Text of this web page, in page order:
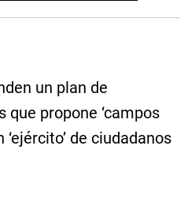
un plan de
propone ‘campos
de ciudadanos